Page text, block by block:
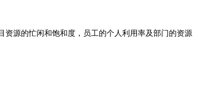
源的忙闲和饱和度，员工的个人利用率及部门的资源